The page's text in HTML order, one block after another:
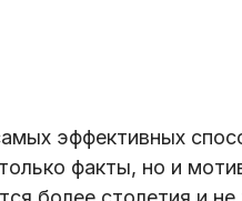
эффективных
факты, но и